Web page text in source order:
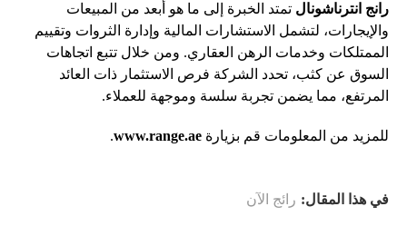
رانج انترناشونال تمتد الخبرة إلى ما هو أبعد من المبيعات
والإيجارات، لتشمل الاستشارات المالية وإدارة الثروات وتقييم
الممتلكات وخدمات الرهن العقاري. ومن خلال تتبع اتجاهات
السوق عن كثب، تحدد الشركة فرص الاستثمار ذات العائد
المرتفع، مما يضمن تجربة سلسة وموجهة للعملاء.
للمزيد من المعلومات قم بزيارة www.range.ae
.
في هذا المقال: رائج الآن